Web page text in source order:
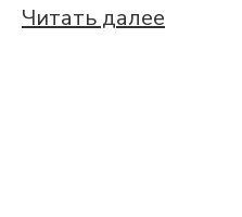
Читать далее